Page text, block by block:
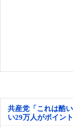
共産党「これは酷
い29万人がポイン